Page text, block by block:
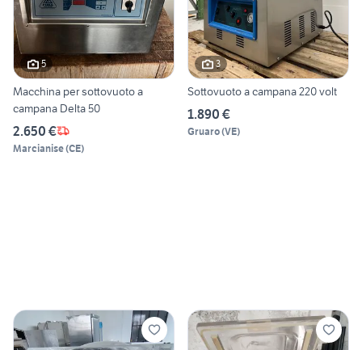
5
Macchina per sottovuoto a
campana Delta 50
2.650 €
Marcianise(CE)
3
Sottovuoto a campana 220 volt
1.890 €
Gruaro(VE)